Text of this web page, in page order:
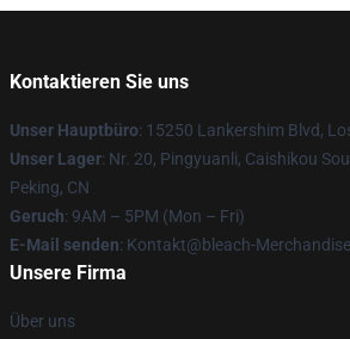
Kontaktieren Sie uns
Unser Hauptbüro: 15250 Lankershim Blvd,
Unser Lager: Nr. 20, Pingyuanli, Caishikou
Peking, CN
Geruch: 9AM – 5PM (Mon – Fri)
E-Mail senden: Kontakt@bleach-
Unsere Firma
Über uns